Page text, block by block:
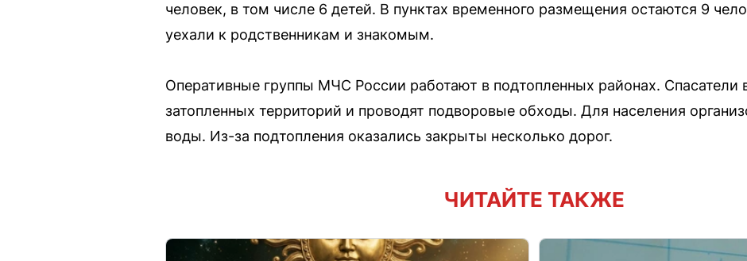
человек, в том числе 6 детей. В пунктах временного размещения остаются 9
уехали к родственникам и знакомым.
Оперативные группы МЧС России работают в подтопленных районах. Спасатели
затопленных территорий и проводят подворовые обходы. Для населения
воды. Из-за подтопления оказались закрыты несколько дорог.
ЧИТАЙТЕ ТАКЖЕ